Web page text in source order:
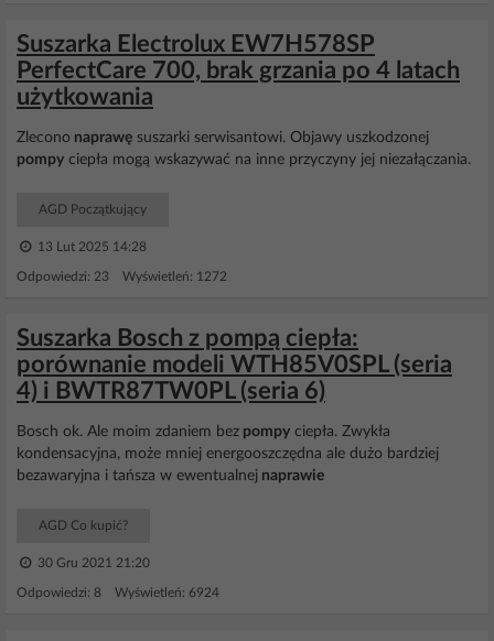
Suszarka Electrolux EW7H578SP
PerfectCare 700, brak grzania po 4 latach
użytkowania
Zlecono naprawę suszarki serwisantowi. Objawy uszkodzonej
pompy ciepła mogą wskazywać na inne przyczyny jej niezałączania.
AGD Początkujący
13 Lut 2025 14:28
Odpowiedzi: 23 Wyświetleń: 1272
Suszarka Bosch z pompą ciepła:
porównanie modeli WTH85V0SPL (seria
4) i BWTR87TW0PL (seria 6)
Bosch ok. Ale moim zdaniem bez pompy ciepła. Zwykła
kondensacyjna, może mniej energooszczędna ale dużo bardziej
bezawaryjna i tańsza w ewentualnej naprawie
AGD Co kupić?
30 Gru 2021 21:20
Odpowiedzi: 8 Wyświetleń: 6924